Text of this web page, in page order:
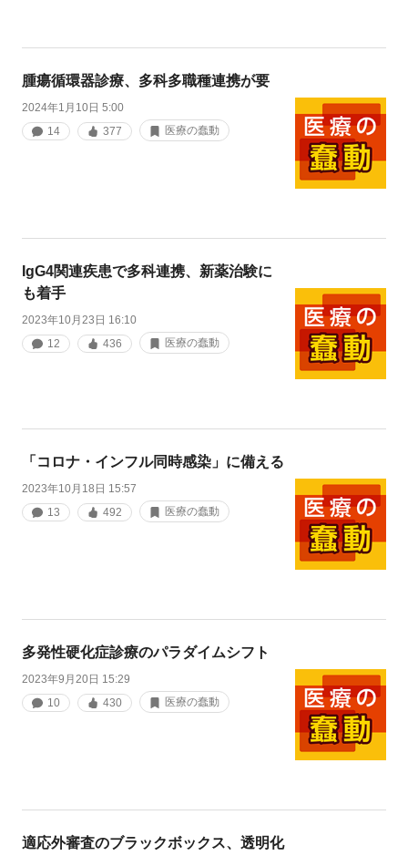
腫瘍循環器診療、多科多職種連携が要
2024年1月10日 5:00
14
377 医療の蠢動
IgG4関連疾患で多科連携、新薬治験に
も着手
2023年10月23日 16:10
12
436 医療の蠢動
「コロナ・インフル同時感染」に備える
2023年10月18日 15:57
13
492 医療の蠢動
多発性硬化症診療のパラダイムシフト
2023年9月20日 15:29
10
430 医療の蠢動
適応外審査のブラックボックス、透明化